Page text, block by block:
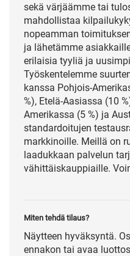
sekä värjäämme tai
mahdollistaa
nopeamman
ja lähetämme
erilaisia tyyliä ja
Työskentelemme
kanssa Pohjois-
%), Etelä-Aasiassa (10
Amerikassa (5 %) ja
standardoitujen
markkinoille. Meillä on
laadukkaan palvelun
vähittäiskauppiaille.
Miten tehdä tilaus?
Näytteen hyväksyntä.
ennakon tai avaa